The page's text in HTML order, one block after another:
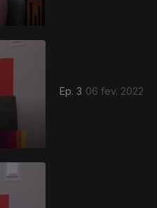
Ep. 3 06 fev. 2022